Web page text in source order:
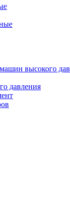
высокого
давления